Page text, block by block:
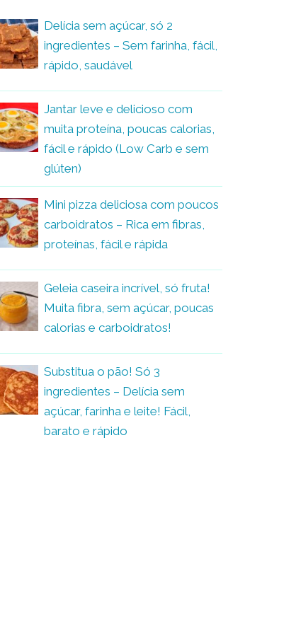
Delícia sem açúcar, só 2
ingredientes – Sem farinha, fácil,
rápido, saudável
Jantar leve e delicioso com
muita proteína, poucas calorias,
fácil e rápido (Low Carb e sem
glúten)
Mini pizza deliciosa com poucos
carboidratos – Rica em fibras,
proteínas, fácil e rápida
Geleia caseira incrível, só fruta!
Muita fibra, sem açúcar, poucas
calorias e carboidratos!
Substitua o pão! Só 3
ingredientes – Delícia sem
açúcar, farinha e leite! Fácil,
barato e rápido